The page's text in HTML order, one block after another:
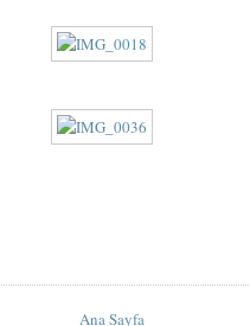
Ana Sayfa